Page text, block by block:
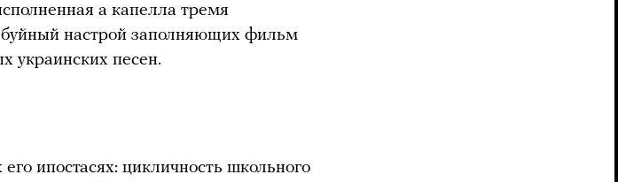
а капелла тремя
настрой заполняющих фильм
украинских песен.
ипостасях: цикличность школьного